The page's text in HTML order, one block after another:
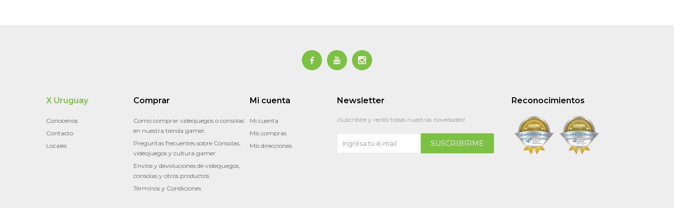
  
Reconocimientos
X Uruguay
Conocenos
Contacto
Locales
Comprar
Como comprar videojuegos o consolas
en nuestra tienda gamer.
Preguntas frecuentes sobre Consolas,
videojuegos y cultura gamer
Envíos y devoluciones de videojuegos,
consolas y otros productos
Términos y Condiciones
Mi cuenta
Mi cuenta
Mis compras
Mis direcciones
Newsletter
¡Suscribite y recibí todas nuestras novedades!
SUSCRIBIRME